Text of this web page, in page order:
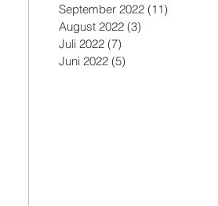
September 2022 (11)
August 2022 (3)
Juli 2022 (7)
Juni 2022 (5)